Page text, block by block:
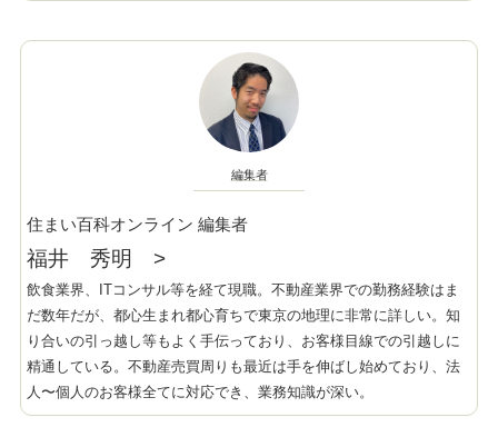
編集者
住まい百科オンライン 編集者
福井 秀明 >
飲食業界、ITコンサル等を経て現職。不動産業界での勤務経験はま
だ数年だが、都心生まれ都心育ちで東京の地理に非常に詳しい。知
り合いの引っ越し等もよく手伝っており、お客様目線での引越しに
精通している。不動産売買周りも最近は手を伸ばし始めており、法
人〜個人のお客様全てに対応でき、業務知識が深い。